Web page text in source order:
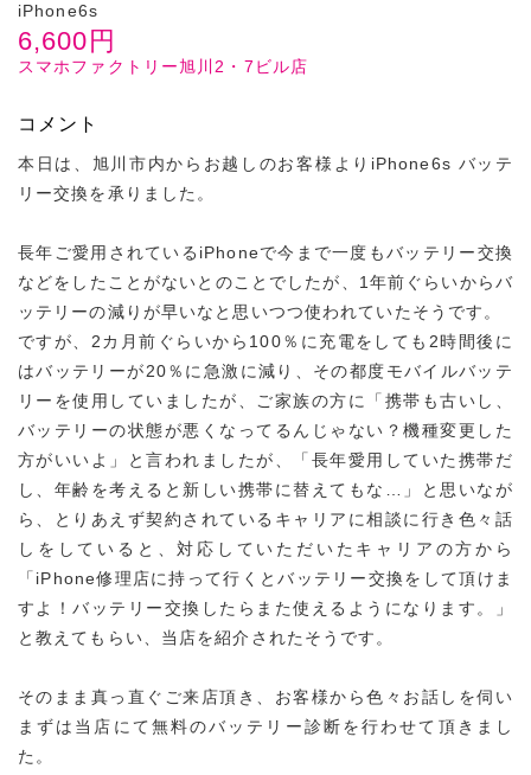
iPhone6s
6,600 円
スマホファクトリー旭川2・7ビル店
コメント
本日は、旭川市内からお越しのお客様よりiPhone6s バッテ
リー交換を承りました。
長年ご愛用されているiPhoneで今まで一度もバッテリー交換
などをしたことがないとのことでしたが、1年前ぐらいからバ
ッテリーの減りが早いなと思いつつ使われていたそうです。
ですが、2カ月前ぐらいから100％に充電をしても2時間後に
はバッテリーが20％に急激に減り、その都度モバイルバッテ
リーを使用していましたが、ご家族の方に「携帯も古いし、
バッテリーの状態が悪くなってるんじゃない？機種変更した
方がいいよ」と言われましたが、「長年愛用していた携帯だ
し、年齢を考えると新しい携帯に替えてもな…」と思いなが
ら、とりあえず契約されているキャリアに相談に行き色々話
しをしていると、対応していただいたキャリアの方から
「iPhone修理店に持って行くとバッテリー交換をして頂けま
すよ！バッテリー交換したらまた使えるようになります。」
と教えてもらい、当店を紹介されたそうです。
そのまま真っ直ぐご来店頂き、お客様から色々お話しを伺い
まずは当店にて無料のバッテリー診断を行わせて頂きまし
た。